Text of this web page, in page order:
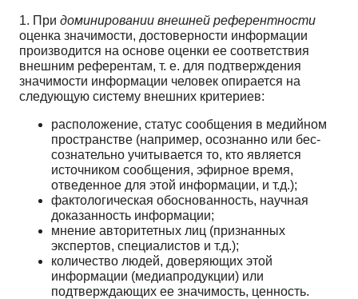
1. При доминировании внешней референтности
оценка значимости, достоверности инфор­мации
производится на основе оценки ее соответствия
внешним референтам, т. е. для подтверж­дения
значимости информации человек опирается на
следующую систему внешних критериев:
расположение, статус сообщения в медийном
пространстве (например, осознанно или бес­
сознательно учитывается то, кто является
источником сообщения, эфирное время,
отведенное для этой информации, и т.д.);
фактологическая обоснованность, научная
доказанность информации;
мнение авторитетных лиц (признанных
экспертов, специалистов и т.д.);
количество людей, доверяющих этой
информации (медиапродукции) или
подтверждаю­щих ее значимость, ценность.